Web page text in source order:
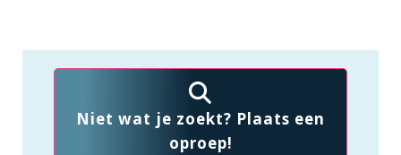
Niet wat je zoekt? Plaats een
oproep!